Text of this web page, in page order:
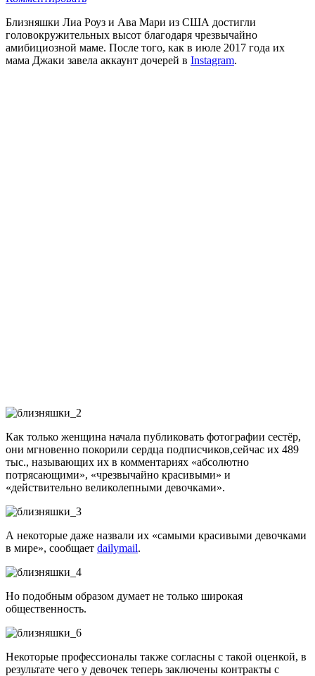
Близняшки Лиа Роуз и Ава Мари из США достигли
головокружительных высот благодаря чрезвычайно
амибициозной маме. После того, как в июле 2017 года их
мама Джаки завела аккаунт дочерей в Instagram.
Как только женщина начала публиковать фотографии сестёр,
они мгновенно покорили сердца подписчиков,сейчас их 489
тыс., называющих их в комментариях «абсолютно
потрясающими», «чрезвычайно красивыми» и
«действительно великолепными девочками».
А некоторые даже назвали их «самыми красивыми девочками
в мире», сообщает dailymail.
Но подобным образом думает не только широкая
общественность.
Некоторые профессионалы также согласны с такой оценкой, в
результате чего у девочек теперь заключены контракты с